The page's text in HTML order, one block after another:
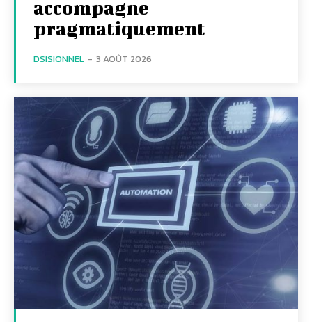
accompagne
pragmatiquement
DSISIONNEL - 3 AOÛT 2026